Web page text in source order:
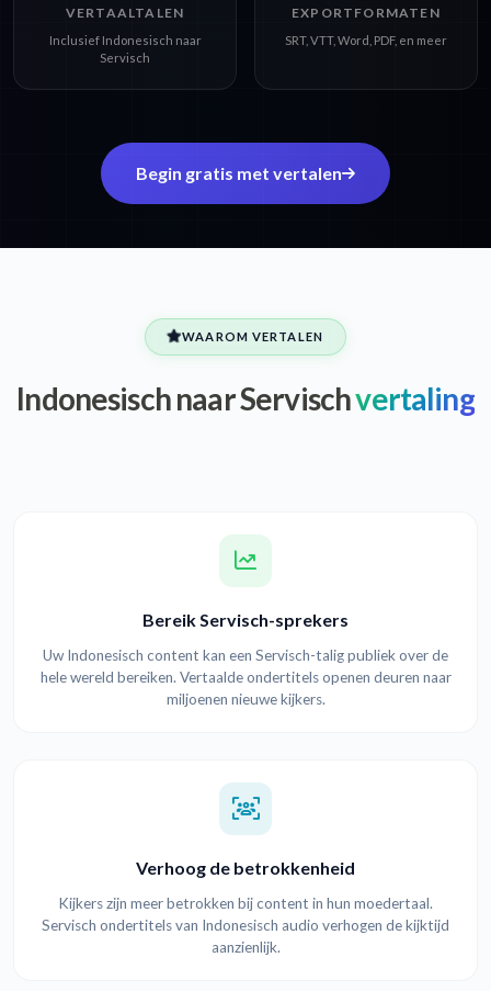
VERTAALTALEN
Inclusief Indonesisch naar
Servisch
EXPORTFORMATEN
SRT, VTT, Word, PDF, en meer
Begin gratis met vertalen
WAAROM VERTALEN
Indonesisch naar Servischvertaling
Bereik Servisch-sprekers
Uw Indonesisch content kan een Servisch-talig publiek over de
hele wereld bereiken. Vertaalde ondertitels openen deuren naar
miljoenen nieuwe kijkers.
Verhoog de betrokkenheid
Kijkers zijn meer betrokken bij content in hun moedertaal.
Servisch ondertitels van Indonesisch audio verhogen de kijktijd
aanzienlijk.